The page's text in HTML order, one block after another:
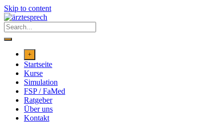
Skip to content
+
Startseite
Kurse
Simulation
FSP / FaMed
Ratgeber
Über uns
Kontakt